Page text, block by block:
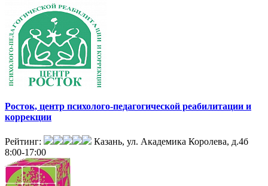
Росток, центр психолого-педагогической реабилитации и
коррекции
Рейтинг:
Казань, ул. Академика Королева, д.4б
8:00-17:00